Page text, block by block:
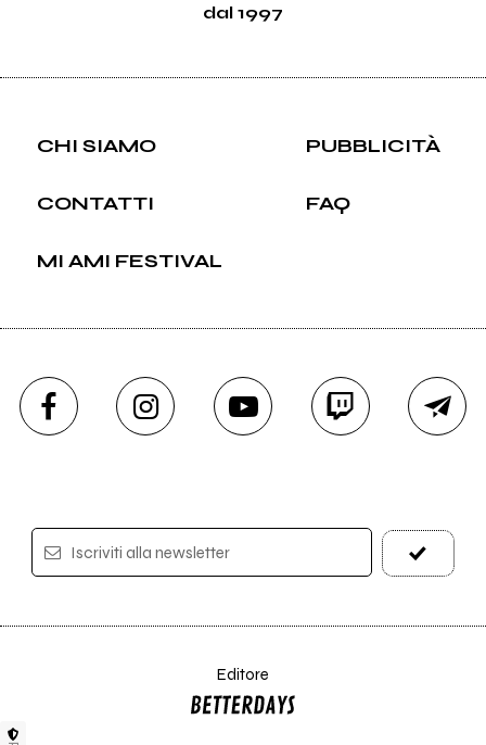
dal 1997
CHI SIAMO PUBBLICITÀ
CONTATTI FAQ
MI AMI FESTIVAL
Iscriviti alla newsletter
Editore